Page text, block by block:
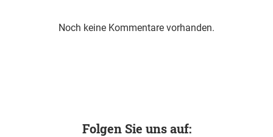
Noch keine Kommentare vorhanden.
Folgen Sie uns auf: